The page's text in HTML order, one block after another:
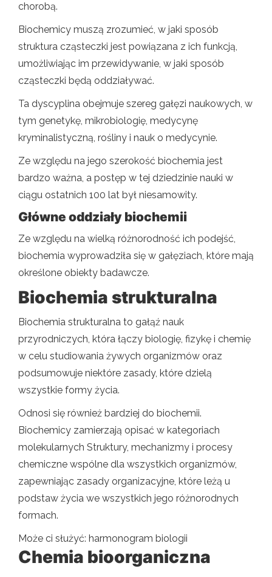
chorobą.
Biochemicy muszą zrozumieć, w jaki sposób
struktura cząsteczki jest powiązana z ich funkcją,
umożliwiając im przewidywanie, w jaki sposób
cząsteczki będą oddziaływać.
Ta dyscyplina obejmuje szereg gałęzi naukowych, w
tym genetykę, mikrobiologię, medycynę
kryminalistyczną, rośliny i nauk o medycynie.
Ze względu na jego szerokość biochemia jest
bardzo ważna, a postęp w tej dziedzinie nauki w
ciągu ostatnich 100 lat był niesamowity.
Główne oddziały biochemii
Ze względu na wielką różnorodność ich podejść,
biochemia wyprowadziła się w gałęziach, które mają
określone obiekty badawcze.
Biochemia strukturalna
Biochemia strukturalna to gałąź nauk
przyrodniczych, która łączy biologię, fizykę i chemię
w celu studiowania żywych organizmów oraz
podsumowuje niektóre zasady, które dzielą
wszystkie formy życia.
Odnosi się również bardziej do biochemii.
Biochemicy zamierzają opisać w kategoriach
molekularnych Struktury, mechanizmy i procesy
chemiczne wspólne dla wszystkich organizmów,
zapewniając zasady organizacyjne, które leżą u
podstaw życia we wszystkich jego różnorodnych
formach.
Może ci służyć: harmonogram biologii
Chemia bioorganiczna